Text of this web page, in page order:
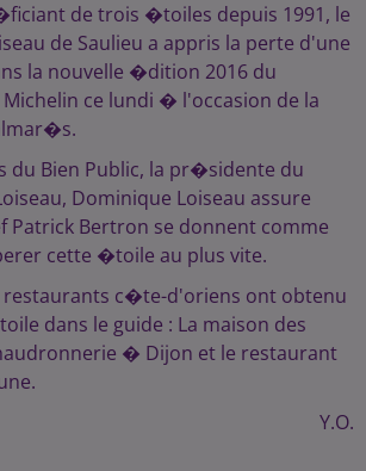
de trois �toiles depuis 1991, le
de Saulieu a appris la perte d'une
la nouvelle �dition 2016 du
ce lundi � l'occasion de la
du Bien Public, la pr�sidente du
Dominique Loiseau assure
Patrick Bertron se donnent comme
cette �toile au plus vite.
restaurants c�te-d'oriens ont obtenu
dans le guide : La maison des
� Dijon et le restaurant
Y.O.